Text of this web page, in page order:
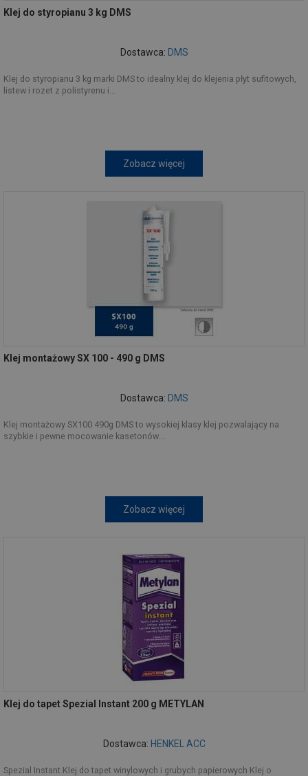
Klej do styropianu 3 kg DMS
Dostawca: DMS
Klej do styropianu 3 kg marki DMS to idealny klej do klejenia płyt sufitowych,
listew i rozet z polistyrenu i...
Zobacz więcej
Klej montażowy SX 100 - 490 g DMS
Dostawca: DMS
Klej montażowy SX100 490g DMS to wysokiej klasy klej pozwalający na
szybkie i pewne mocowanie kasetonów...
Zobacz więcej
Klej do tapet Spezial Instant 200 g METYLAN
Dostawca: HENKEL ACC
Spezial Instant Klej do tapet winylowych i grubych papierowych Klej o